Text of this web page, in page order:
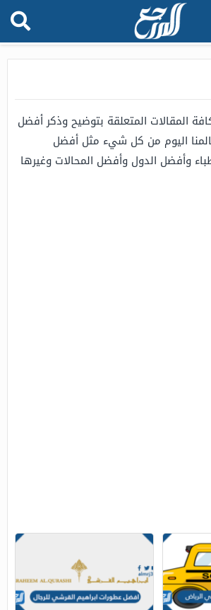
المقالات المتعلقة بتوضيح وذكر أفضل
اليوم من كل شيء مثل أفضل
وأفضل الدول وأفضل المحالات وغيرها